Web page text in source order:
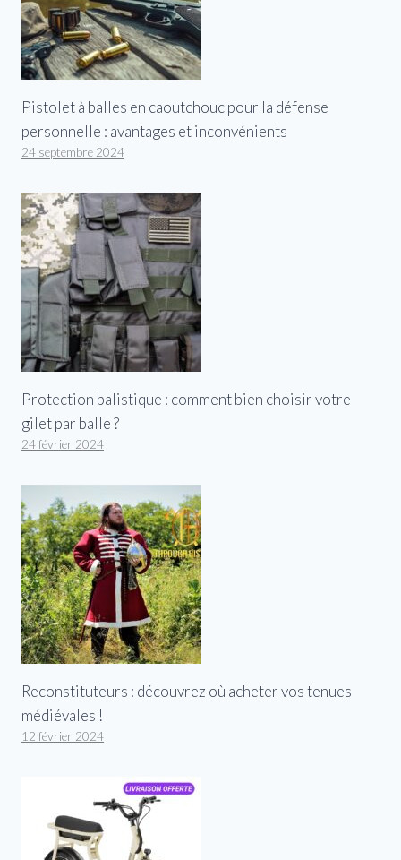
Pistolet à balles en caoutchouc pour la défense
personnelle : avantages et inconvénients
24 septembre 2024
Protection balistique : comment bien choisir votre
gilet par balle ?
24 février 2024
Reconstituteurs : découvrez où acheter vos tenues
médiévales !
12 février 2024